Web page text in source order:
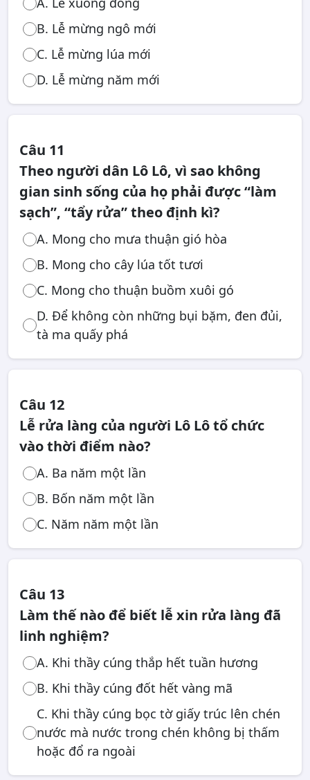
B. Lễ mừng ngô mới
C. Lễ mừng lúa mới
D. Lễ mừng năm mới
Câu 11
Theo người dân Lô Lô, vì sao không
gian sinh sống của họ phải được “làm
sạch”, “tẩy rửa” theo định kì?
A. Mong cho mưa thuận gió hòa
B. Mong cho cây lúa tốt tươi
C. Mong cho thuận buồm xuôi gó
D. Để không còn những bụi bặm, đen đủi,
tà ma quấy phá
Câu 12
Lễ rửa làng của người Lô Lô tổ chức
vào thời điểm nào?
A. Ba năm một lần
B. Bốn năm một lần
C. Năm năm một lần
Câu 13
Làm thế nào để biết lễ xin rửa làng đã
linh nghiệm?
A. Khi thầy cúng thắp hết tuần hương
B. Khi thầy cúng đốt hết vàng mã
C. Khi thầy cúng bọc tờ giấy trúc lên chén
nước mà nước trong chén không bị thấm
hoặc đổ ra ngoài